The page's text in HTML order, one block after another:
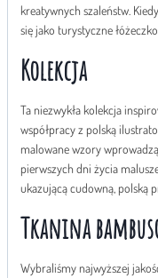
kreatywnych szaleństw.
się jako turystyczne
Kolekcja
Ta niezwykła kolekcja
współpracy z polską
malowane wzory
pierwszych dni życia
ukazującą cudowną, polską
Tkanina
Wybraliśmy najwyższej